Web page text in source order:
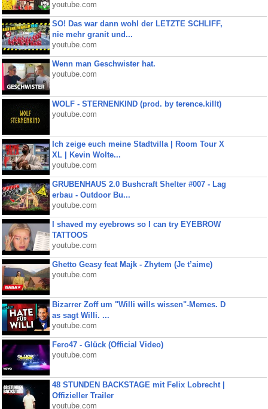
youtube.com
SO! Das war dann wohl der LETZTE SCHLIFF,
nie mehr granit und...
youtube.com
Wenn man Geschwister hat.
youtube.com
WOLF - STERNENKIND (prod. by terence.killt)
youtube.com
Ich zeige euch meine Stadtvilla | Room Tour X
XL | Kevin Wolte...
youtube.com
GRUBENHAUS 2.0 Bushcraft Shelter #007 - Lag
erbau - Outdoor Bu...
youtube.com
I shaved my eyebrows so I can try EYEBROW
TATTOOS
youtube.com
Ghetto Geasy feat Majk - Zhytem (Je t’aime)
youtube.com
Bizarrer Zoff um "Willi wills wissen"-Memes. D
as sagt Willi. ...
youtube.com
Fero47 - Glück (Official Video)
youtube.com
48 STUNDEN BACKSTAGE mit Felix Lobrecht |
Offizieller Trailer
youtube.com